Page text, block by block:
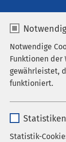
Notwendig
Notwendige
Funktionen der
gewährleistet,
funktioniert.
Anbieter
Statistiken
Statistik-
der
1.